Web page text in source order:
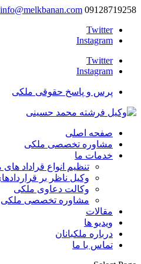
09128719258
info@melkbanan.com
Twitter
Instagram
Twitter
Instagram
پرس و پاسخ حقوقی ملکی
صفحه اصلی
مشاوره تخصصی ملکی
خدمات ما
تنظیم انواع قراداد
وکیل ناظر بر
وکالت دعاوی ملکی
مشاوره تخصصی ملکی
مقالات
ویدیو ها
درباره ملکبانان
تماس با ما